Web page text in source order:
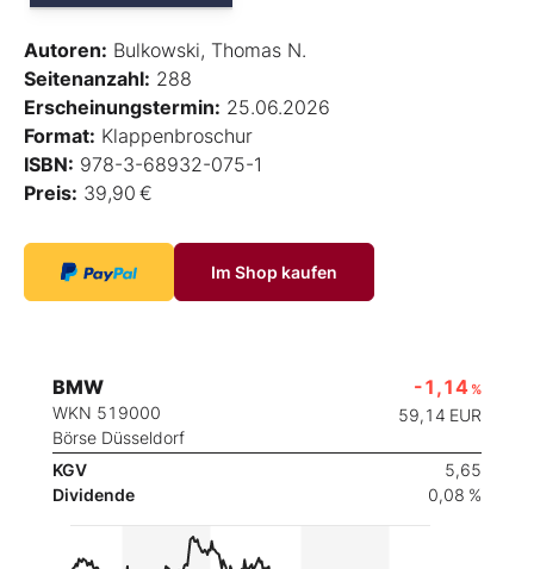
Autoren: Bulkowski, Thomas N.
Seitenanzahl: 288
Erscheinungstermin: 25.06.2026
Format: Klappenbroschur
ISBN: 978-3-68932-075-1
Preis: 39,90 €
Im Shop kaufen
BMW
WKN 519000
Börse Düsseldorf
-1,14 %
59,14 EUR
KGV
5,65
Dividende
0,08 %